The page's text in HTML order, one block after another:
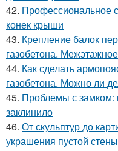
42. Профессиональное
конек крыши
43. Крепление балок
газобетона.
44. Как сделать
газобетона. Можно ли
45. Проблемы с замком:
заклинило
46. От скульптур до
украшения пустой стены